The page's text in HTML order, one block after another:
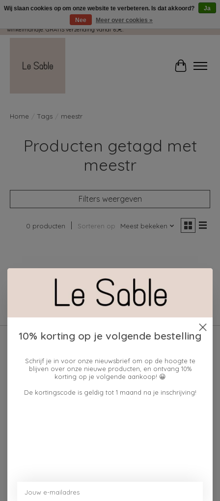
Wij pakken met plezier jouw kadootjes GRATIS in! Duid dit zeker aan in je
winkelmandje. GRATIS verzending vanaf 65€.
Home Tags meestr
Producten getagd met
meestr
Filters weergeven
0 producten Sorteren op Meest bekeken
Geen producten gevonden!
zaterdag 10u - 17u ---zondag maandag gesloten
Wij slaan cookies op om onze website te verbeteren. Is dat akkoord?
Ja
Nee
Meer over cookies »
10% korting op je volgende bestelling
Schrijf je in voor onze nieuwsbrief om op de hoogte te
blijven over onze nieuwe producten, en ontvang 10%
korting op je volgende aankoop! 😀
De kortingscode is geldig tot 1 maand na je inschrijving!